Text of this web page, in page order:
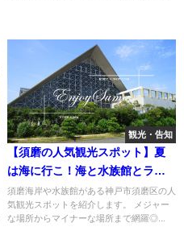
観光・告知
【須磨の人気観光スポット】夏
は海に行こ！海と水族館とラン
チ巡り【神戸】
須磨海岸や水族館がある神戸市須磨区の人
気観光スポットを紹介します。 メジャー
な場所からマイナーな場所まで網羅◎...